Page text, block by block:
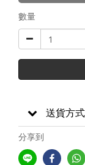
數量
送貨方式
分享到